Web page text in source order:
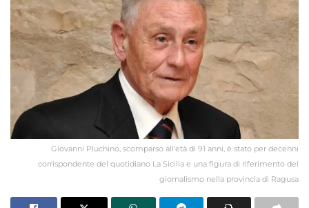
Giovanni Pluchino, scomparso all'età di 91 anni, è stato per decenni
corrispondente del quotidiano La Sicilia e una figura di riferimento del
giornalismo nella provincia di Ragusa